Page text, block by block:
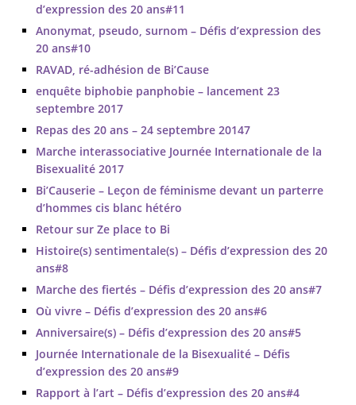
d’expression des 20 ans#11
Anonymat, pseudo, surnom – Défis d’expression des
20 ans#10
RAVAD, ré-adhésion de Bi’Cause
enquête biphobie panphobie – lancement 23
septembre 2017
Repas des 20 ans – 24 septembre 20147
Marche interassociative Journée Internationale de la
Bisexualité 2017
Bi’Causerie – Leçon de féminisme devant un parterre
d’hommes cis blanc hétéro
Retour sur Ze place to Bi
Histoire(s) sentimentale(s) – Défis d’expression des 20
ans#8
Marche des fiertés – Défis d’expression des 20 ans#7
Où vivre – Défis d’expression des 20 ans#6
Anniversaire(s) – Défis d’expression des 20 ans#5
Journée Internationale de la Bisexualité – Défis
d’expression des 20 ans#9
Rapport à l’art – Défis d’expression des 20 ans#4